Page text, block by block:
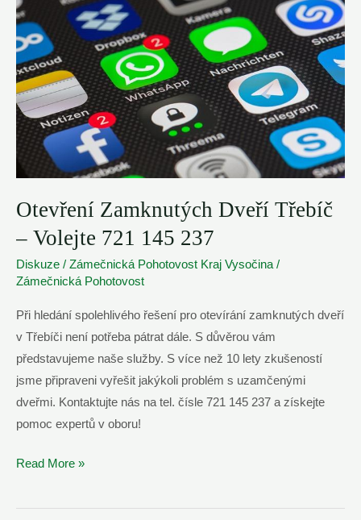
Volejte
24/7
Otevření Zamknutých Dveří Třebíč
– Volejte 721 145 237
Diskuze / Zámečnická Pohotovost Kraj Vysočina/
Zámečnická Pohotovost
Při hledání spolehlivého řešení pro otevírání zamknutých dveří
v Třebíči není potřeba pátrat dále. S důvěrou vám
představujeme naše služby. S více než 10 lety zkušeností
jsme připraveni vyřešit jakýkoli problém s uzamčenými
dveřmi. Kontaktujte nás na tel. čísle 721 145 237 a získejte
pomoc expertů v oboru!
Otevření
Dveří
Read More »